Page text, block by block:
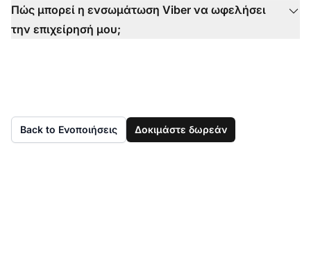
Πώς μπορεί η ενσωμάτωση Viber να ωφελήσει
την επιχείρησή μου;
Back to Ενοποιήσεις Δοκιμάστε δωρεάν